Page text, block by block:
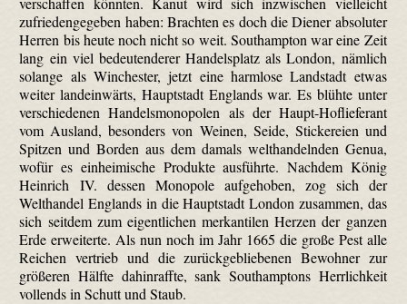
zufriedengegeben haben: Brachten es doch die Diener absoluter
Herren bis heute noch nicht so weit. Southampton war eine Zeit
lang ein viel bedeutenderer Handelsplatz als London, nämlich
solange als Winchester, jetzt eine harmlose Landstadt etwas
weiter landeinwärts, Hauptstadt Englands war. Es blühte unter
verschiedenen Handelsmonopolen als der Haupt-Hoflieferant
vom Ausland, besonders von Weinen, Seide, Stickereien und
Spitzen und Borden aus dem damals welt­handelnden Genua,
wofür es einheimische Produkte ausführte. Nachdem König
Heinrich IV. dessen Monopole aufgehoben, zog sich der
Welthandel Englands in die Hauptstadt London zusammen, das
sich seitdem zum eigentlichen merkantilen Herzen der ganzen
Erde erweiterte. Als nun noch im Jahr 1665 die große Pest alle
Reichen vertrieb und die zurückgebliebenen Bewohner zur
größeren Hälfte dahinraffte, sank Southamptons Herrlichkeit
vollends in Schutt und Staub.